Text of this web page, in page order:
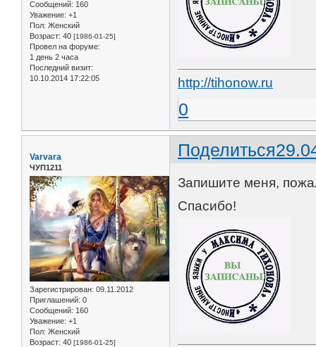
Сообщений: 160
Уважение: +1
Пол: Женский
Возраст: 40 [1986-01-25]
Провел на форуме:
1 день 2 часа
Последний визит:
10.10.2014 17:22:05
http://tihonow.ru
0
Поделиться
Varvara
ЧУП1211
Зарегистрирован: 09.11.2012
Приглашений: 0
Сообщений: 160
Уважение: +1
Пол: Женский
Возраст: 40 [1986-01-25]
Запишите меня,
Спасибо!